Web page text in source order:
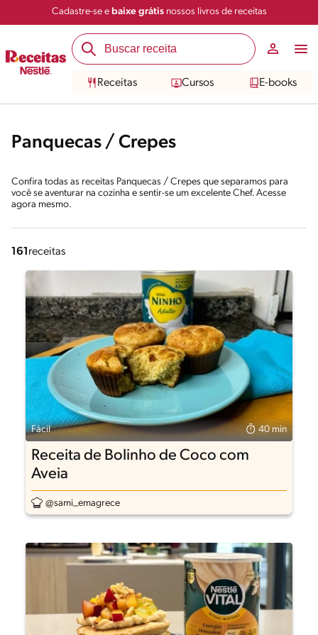
Cadastre-se e baixe grátisnossos livros de receitas
Receitas Cursos E-books
Panquecas / Crepes
Confira todas as receitas Panquecas / Crepes que separamos para
você se aventurar na cozinha e sentir-se um excelente Chef. Acesse
agora mesmo.
161 receitas
Fácil 40 min
Receita de Bolinho de Coco com
Aveia
@sami_emagrece